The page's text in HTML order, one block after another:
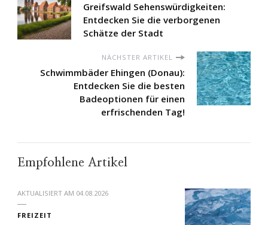
Greifswald Sehenswürdigkeiten:
Entdecken Sie die verborgenen
Schätze der Stadt
NÄCHSTER ARTIKEL
Schwimmbäder Ehingen (Donau):
Entdecken Sie die besten
Badeoptionen für einen
erfrischenden Tag!
Empfohlene Artikel
AKTUALISIERT AM 04.08.2026
FREIZEIT